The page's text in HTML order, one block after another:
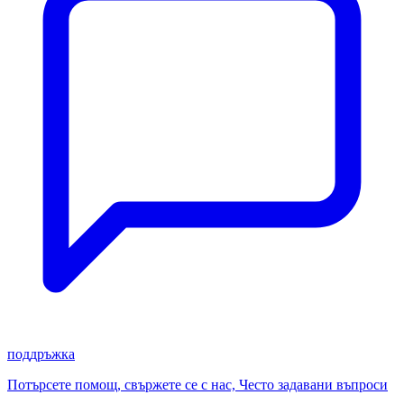
поддръжка
Потърсете помощ, свържете се с нас, Често задавани въпроси